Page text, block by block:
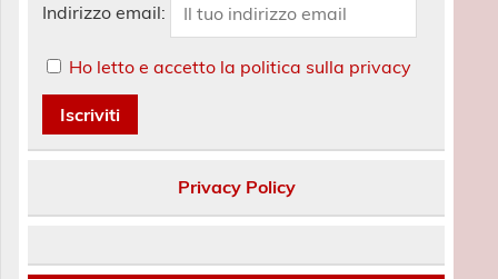
Indirizzo email:
Ho letto e accetto la politica sulla privacy
Privacy Policy